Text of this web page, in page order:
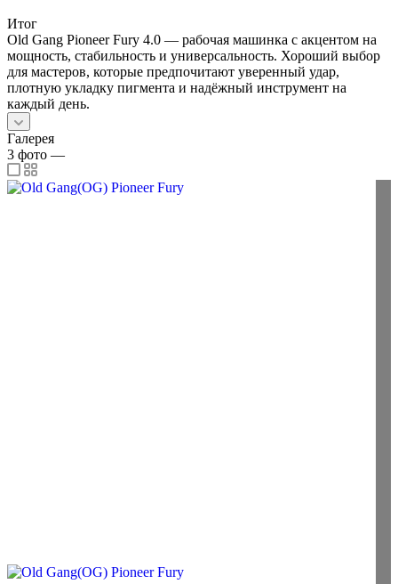
Итог
Old Gang Pioneer Fury 4.0 — рабочая машинка с акцентом на
мощность, стабильность и универсальность. Хороший выбор
для мастеров, которые предпочитают уверенный удар,
плотную укладку пигмента и надёжный инструмент на
каждый день.
Галерея
3 фото —